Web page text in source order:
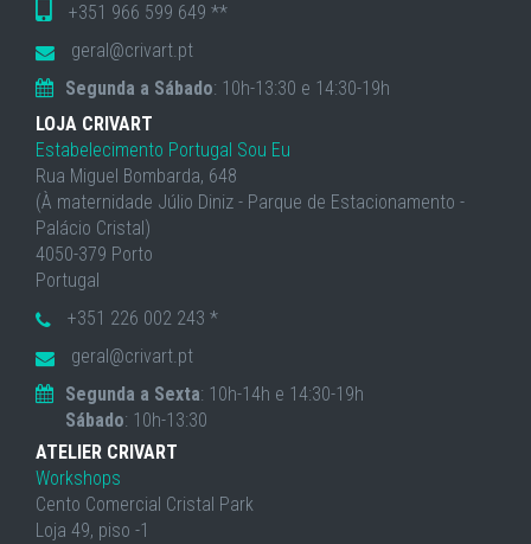
+351 966 599 649 **
geral@crivart.pt
Segunda a Sábado: 10h-13:30 e 14:30-19h
LOJA CRIVART
Estabelecimento Portugal Sou Eu
Rua Miguel Bombarda, 648
(À maternidade Júlio Diniz - Parque de Estacionamento -
Palácio Cristal)
4050-379 Porto
Portugal
+351 226 002 243 *
geral@crivart.pt
Segunda a Sexta: 10h-14h e 14:30-19h
Sábado: 10h-13:30
ATELIER CRIVART
Workshops
Cento Comercial Cristal Park
Loja 49, piso -1